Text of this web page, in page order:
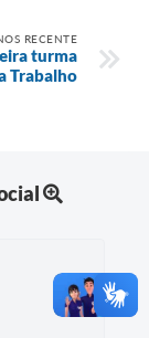
RECENTE
turma
Trabalho